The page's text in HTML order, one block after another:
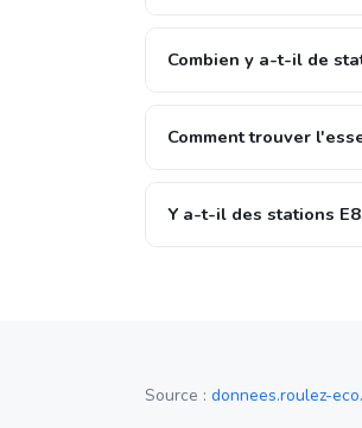
Combien y a-t-il de
Comment trouver
Y a-t-il des stations
Source : donnees.roulez-